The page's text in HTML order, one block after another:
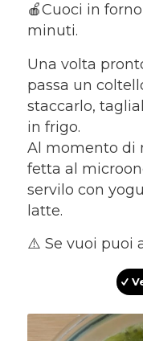
🍎Cuoci in
minuti.
Una volta
passa un
staccarlo,
in frigo.
Al momento di
fetta al
servilo con
latte.
⚠️ Se vuoi puoi